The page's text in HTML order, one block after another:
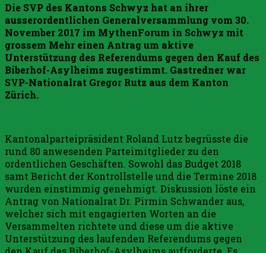
Die SVP des Kantons Schwyz hat an ihrer
ausserordentlichen Generalversammlung vom 30.
November 2017 im MythenForum in Schwyz mit
grossem Mehr einen Antrag um aktive
Unterstützung des Referendums gegen den Kauf des
Biberhof-Asylheims zugestimmt. Gastredner war
SVP-Nationalrat Gregor Rutz aus dem Kanton
Zürich.
Kantonalparteipräsident Roland Lutz begrüsste die
rund 80 anwesenden Parteimitglieder zu den
ordentlichen Geschäften. Sowohl das Budget 2018
samt Bericht der Kontrollstelle und die Termine 2018
wurden einstimmig genehmigt. Diskussion löste ein
Antrag von Nationalrat Dr. Pirmin Schwander aus,
welcher sich mit engagierten Worten an die
Versammelten richtete und diese um die aktive
Unterstützung des laufenden Referendums gegen